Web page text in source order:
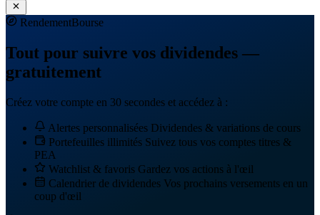
RendementBourse
Tout pour suivre vos dividendes —
gratuitement
Créez votre compte en 30 secondes et accédez à :
Alertes personnalisées Dividendes & variations de cours
Portefeuilles illimités Suivez tous vos comptes titres &
PEA
Watchlist & favoris Gardez vos actions à l'œil
Calendrier de dividendes Vos prochains versements en un
coup d'œil